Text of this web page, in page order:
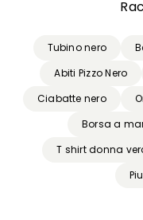
Tubino nero
Abiti Pizzo Nero
Ciabatte nero
Borsa a
T shirt donna